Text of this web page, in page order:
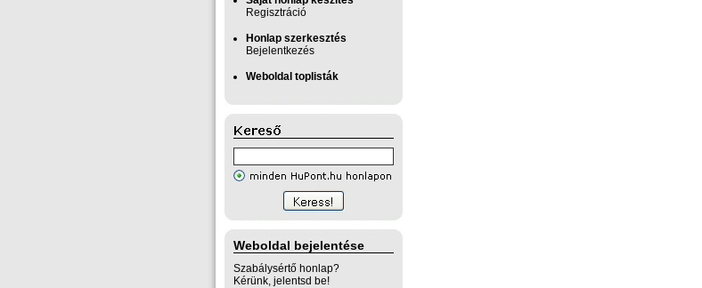
Regisztráció
Honlap szerkesztés
Bejelentkezés
Weboldal toplisták
Weboldal bejelentése
Szabálysértő honlap?
Kérünk, jelentsd be!